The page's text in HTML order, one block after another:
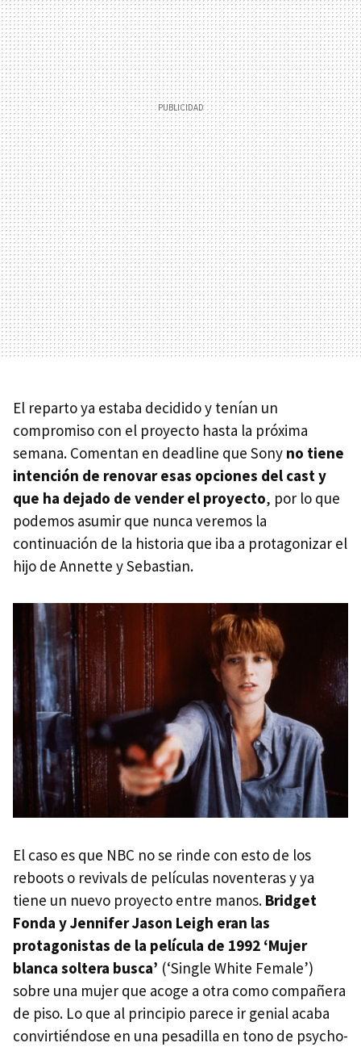
El reparto ya estaba decidido y tenían un
compromiso con el proyecto hasta la próxima
semana. Comentan en deadline que Sony no tiene
intención de renovar esas opciones del cast y
que ha dejado de vender el proyecto, por lo que
podemos asumir que nunca veremos la
continuación de la historia que iba a protagonizar el
hijo de Annette y Sebastian.
El caso es que NBC no se rinde con esto de los
reboots o revivals de películas noventeras y ya
tiene un nuevo proyecto entre manos. Bridget
Fonda y Jennifer Jason Leigh eran las
protagonistas de la película de 1992 ‘Mujer
blanca soltera busca’ (‘Single White Female’)
sobre una mujer que acoge a otra como compañera
de piso. Lo que al principio parece ir genial acaba
convirtiéndose en una pesadilla en tono de psycho-